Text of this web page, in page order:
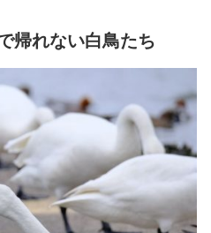
帰れない白鳥たち